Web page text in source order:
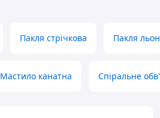
Пакля стрічкова Пакля льон
Мастило канатна Спіральне